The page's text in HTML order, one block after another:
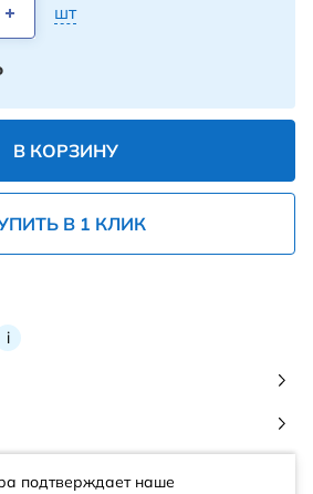
шт
В КОРЗИНУ
В 1 КЛИК
i
подтверждает наше